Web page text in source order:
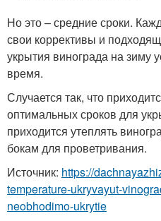
Но это – средние сроки.
свои коррективы и
укрытия винограда на зиму
время.
Случается так, что
оптимальных сроков для
приходится утеплять
бокам для проветривания.
Источник: https://
temperature-ukryvayut-
neobhodimo-ukrytie